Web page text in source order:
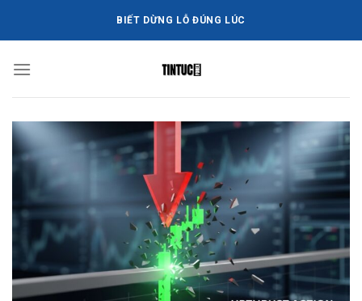
dung
BIẾT DỪNG LỖ ĐÚNG LÚC